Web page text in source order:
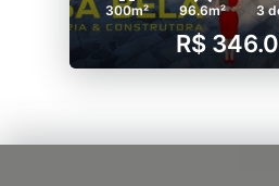
300m² 96.6m² 3
R$